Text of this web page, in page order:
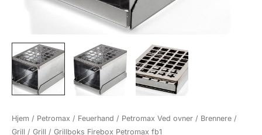
Hjem / Petromax / Feuerhand / Petromax Ved ovner / Brennere /
Grill / Grill / Grillboks Firebox Petromax fb1